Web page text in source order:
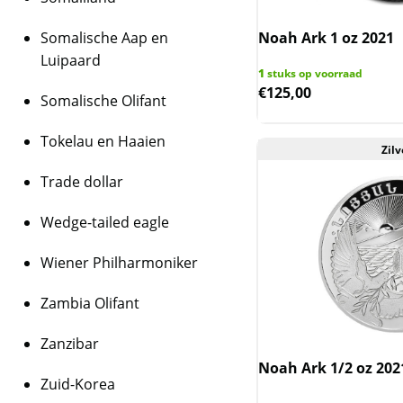
Noah Ark 1 oz 2021
1 stuks op voorraad
€125,00
Noah Ark 1/2 oz
Somalische Aap en
Luipaard
Somalische Olifant
Tokelau en Haaien
Trade dollar
Wedge-tailed eagle
Wiener Philharmoniker
Zambia Olifant
Zanzibar
Zuid-Korea